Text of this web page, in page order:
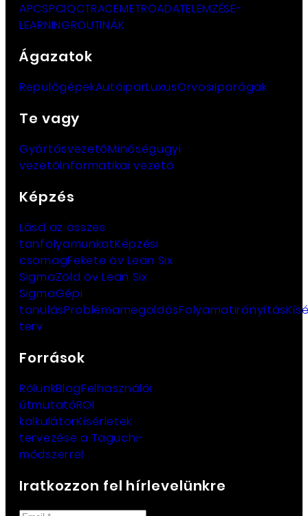
APCSPCIQCTRACEMETROADATELEMZÉSE-
LEARNINGROUTINÁK
Ágazatok
RepülőgépekAutóiparLuxusOrvosiIparágak
Te vagy
GyártásvezetőMinőségügyi
vezetőInformatikai vezető
Képzés
Lásd az összes
tanfolyamunkatKépzési
csomagFekete öv Lean Six
SigmaZöld öv Lean Six
SigmaGépi
tanulásProblémamegoldásFolyamatirányítás
terv
Források
RólunkBlogFelhasználói
útmutatóROI
kalkulátorKísérletek
tervezése a Taguchi-
módszerrel
Iratkozzon fel hírlevelünkre